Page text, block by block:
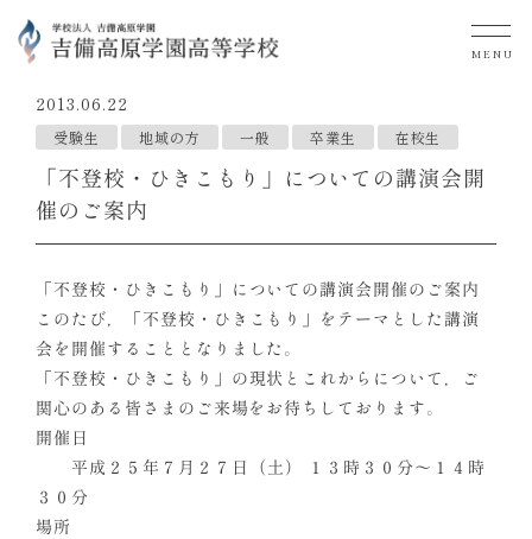
MENU
2013.06.22
受験生 地域の方 一般 卒業生 在校生
「不登校・ひきこもり」についての講演会開
催のご案内
「不登校・ひきこもり」についての講演会開催のご案内
このたび，「不登校・ひきこもり」をテーマとした講演
会を開催することとなりました。
「不登校・ひきこもり」の現状とこれからについて，ご
関心のある皆さまのご来場をお待ちしております。
開催日
平成２５年７月２７日（土） １３時３０分～１４時
３０分
場所